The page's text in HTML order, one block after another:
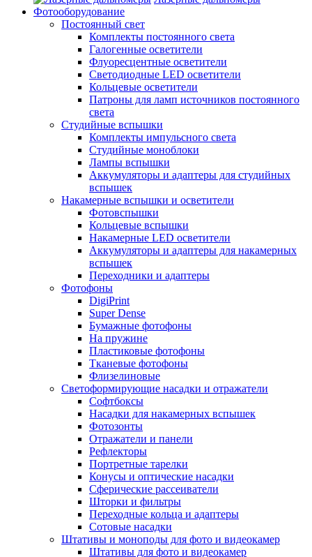
Фотооборудование
Постоянный свет
Комплекты постоянного света
Галогенные осветители
Флуоресцентные осветители
Светодиодные LED осветители
Кольцевые осветители
Патроны для ламп источников постоянного
света
Студийные вспышки
Комплекты импульсного света
Студийные моноблоки
Лампы вспышки
Аккумуляторы и адаптеры для студийных
вспышек
Накамерные вспышки и осветители
Фотовспышки
Кольцевые вспышки
Накамерные LED осветители
Аккумуляторы и адаптеры для накамерных
вспышек
Переходники и адаптеры
Фотофоны
DigiPrint
Super Dense
Бумажные фотофоны
На пружине
Пластиковые фотофоны
Тканевые фотофоны
Флизелиновые
Светоформирующие насадки и отражатели
Софтбоксы
Насадки для накамерных вспышек
Фотозонты
Отражатели и панели
Рефлекторы
Портретные тарелки
Конусы и оптические насадки
Сферические рассеиватели
Шторки и фильтры
Переходные кольца и адаптеры
Сотовые насадки
Штативы и моноподы для фото и видеокамер
Штативы для фото и видеокамер